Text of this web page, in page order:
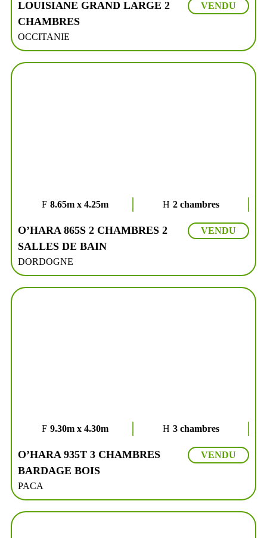
LOUISIANE GRAND LARGE 2
CHAMBRES
OCCITANIE
VENDU
8.65m x 4.25m 2 chambres
O’HARA 865S 2 CHAMBRES 2
SALLES DE BAIN
DORDOGNE
VENDU
9.30m x 4.30m 3 chambres
O’HARA 935T 3 CHAMBRES
BARDAGE BOIS
PACA
VENDU